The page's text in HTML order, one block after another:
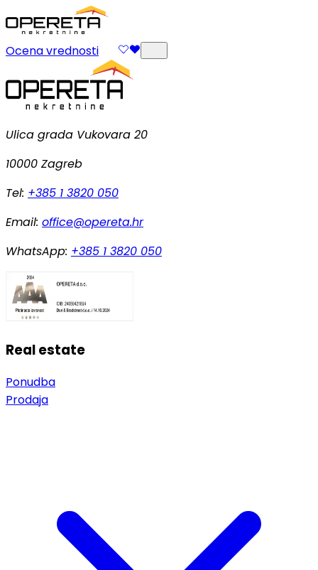
Ocena vrednosti
Ulica grada Vukovara 20
10000 Zagreb
Tel: +385 1 3820 050
Email: office@opereta.hr
WhatsApp: +385 1 3820 050
Real estate
Ponudba
Prodaja